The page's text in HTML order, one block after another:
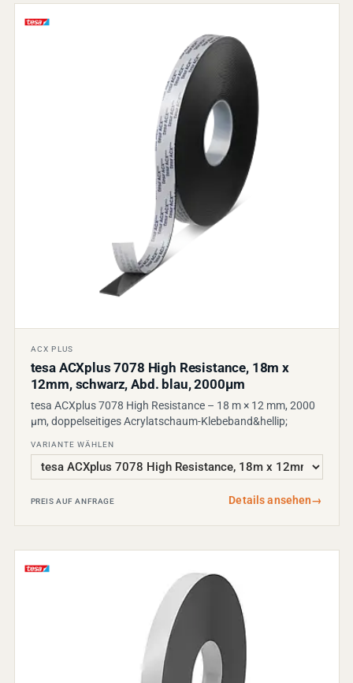
ACX PLUS
tesa ACXplus 7078 High Resistance, 18m x
12mm, schwarz, Abd. blau, 2000µm
tesa ACXplus 7078 High Resistance – 18 m × 12 mm, 2000
µm, doppelseitiges Acrylatschaum-Klebeband&hellip;
VARIANTE WÄHLEN
PREIS AUF ANFRAGE Details ansehen→